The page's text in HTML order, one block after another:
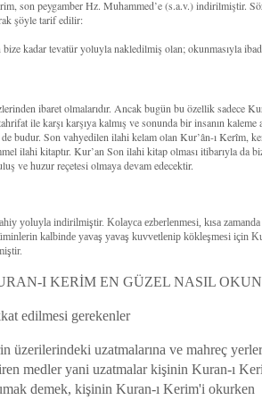
son peygamber Hz. Muhammed’e (s.a.v.) indirilmiştir.
şöyle tarif edilir:
kadar tevatür yoluyla nakledilmiş olan; okunmasıyla
ibaret olmalarıdır. Ancak bugün bu özellik sadece
ile karşı karşıya kalmış ve sonunda bir insanın kaleme
budur. Son vahyedilen ilahi kelam olan Kur’ân-ı Kerîm,
ilahi kitaptır. Kur’an Son ilahi kitap olması itibarıyla da
ve huzur reçetesi olmaya devam edecektir.
yoluyla indirilmiştir. Kolayca ezberlenmesi, kısa
kalbinde yavaş yavaş kuvvetlenip kökleşmesi için
I KERİM EN GÜZEL NASIL
edilmesi gerekenler
uzatmalarına ve mahreç
medler yani uzatmalar kişinin Kuran-ı
demek, kişinin Kuran-ı Kerim'i okurken